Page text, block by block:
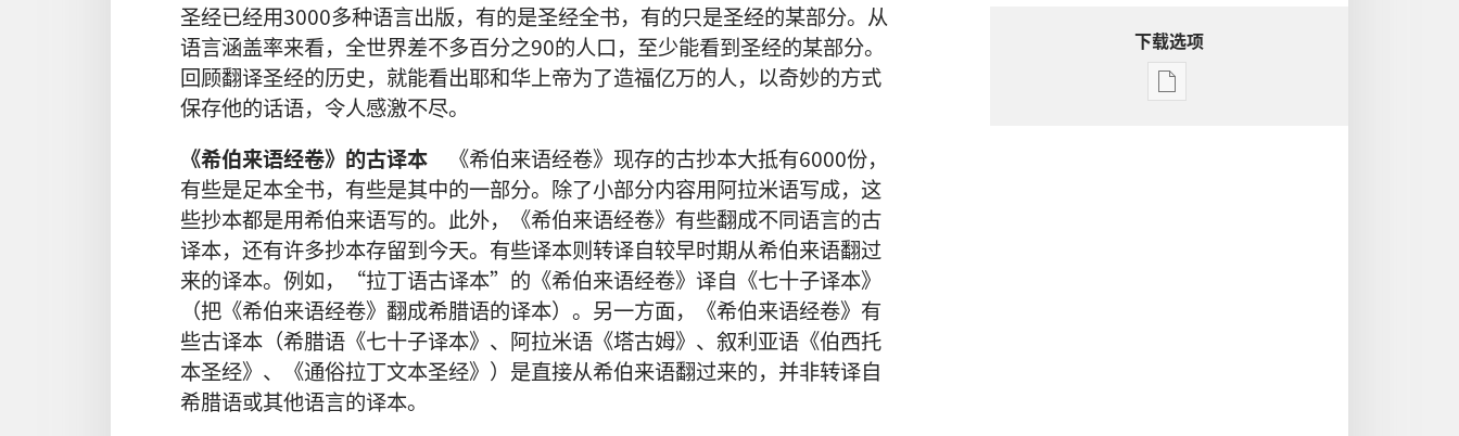
圣经已经用3000多种语言出版，有的是圣经全书，有的只是圣经的某部分。从
语言涵盖率来看，全世界差不多百分之90的人口，至少能看到圣经的某部分。
回顾翻译圣经的历史，就能看出耶和华上帝为了造福亿万的人，以奇妙的方式
保存他的话语，令人感激不尽。
《希伯来语经卷》的古译本 《希伯来语经卷》现存的古抄本大抵有6000份，
有些是足本全书，有些是其中的一部分。除了小部分内容用阿拉米语写成，这
些抄本都是用希伯来语写的。此外，《希伯来语经卷》有些翻成不同语言的古
译本，还有许多抄本存留到今天。有些译本则转译自较早时期从希伯来语翻过
来的译本。例如，“拉丁语古译本”的《希伯来语经卷》译自《七十子译本》
（把《希伯来语经卷》翻成希腊语的译本）。另一方面，《希伯来语经卷》有
些古译本（希腊语《七十子译本》、阿拉米语《塔古姆》、叙利亚语《伯西托
本圣经》、《通俗拉丁文本圣经》）是直接从希伯来语翻过来的，并非转译自
希腊语或其他语言的译本。
下载选项
电